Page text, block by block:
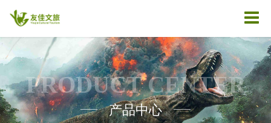
PRODUCT CENTER
—— 产品中心 ——